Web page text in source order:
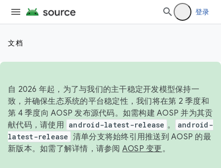
登录
文档
自 2026 年起，为了与我们的主干稳定开发模型保持一
致，并确保生态系统的平台稳定性，我们将在第 2 季度和
第 4 季度向 AOSP 发布源代码。如需构建 AOSP 并为其贡
献代码，请使用 android-latest-release 。
android-
latest-release 清单分支将始终引用推送到 AOSP 的最
新版本。如需了解详情，请参阅 AOSP 变更。